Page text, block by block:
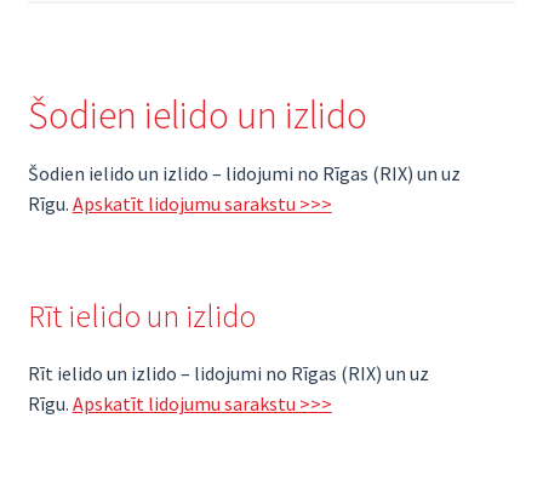
Šodien ielido un izlido
Šodien ielido un izlido – lidojumi no Rīgas (RIX) un uz
Rīgu. Apskatīt lidojumu sarakstu >>>
Rīt ielido un izlido
Rīt ielido un izlido – lidojumi no Rīgas (RIX) un uz
Rīgu. Apskatīt lidojumu sarakstu >>>